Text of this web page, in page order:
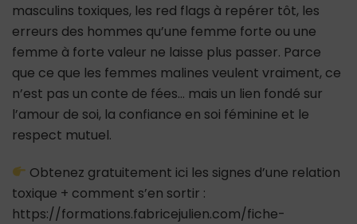
masculins toxiques, les red flags à repérer tôt, les
erreurs des hommes qu’une femme forte ou une
femme à forte valeur ne laisse plus passer. Parce
que ce que les femmes malines veulent vraiment, ce
n’est pas un conte de fées… mais un lien fondé sur
l’amour de soi, la confiance en soi féminine et le
respect mutuel.
Obtenez gratuitement ici les signes d’une relation
toxique + comment s’en sortir :
https://formations.fabricejulien.com/fiche-